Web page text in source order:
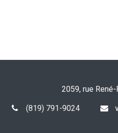
2059, rue
(819) 791-9024